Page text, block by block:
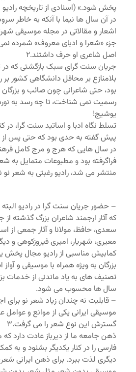
در آن سال ها نیما با آنکه به خاطر
اشعار و مقالاتی در مجله موسیقی
جزء «شعرا و ادبای معروف» شمرده
اصل شاعری او حرف داشتند.۲
جریان سنت گرای سبک بازگشتی که
بلامنازع بر محافل دانشگاهی کشور بر
بود، حتی شاعرانی چون صائب و
رسمیت نمی شناخت، تا چه رسد به
یوشیج!
تسلط نگاه ادبا و اساتید سنت گرا، در
پیش گفته به حدی بود که حتی پس
در سال هایی که هرج و مرج کامل
فراگرفته بود و مطبوعات متمایل به
منتشر می شد، رادیو رغبتی به شعر نو
– حضور جریان سنت گرا در رادیو
که آثار ارجمند شاعران بزرگ گذشته
سعدی، حافظ، مولانا و آثار جمعی از
معیری، شهریار، امیری فیروزکوهی و
کمابیش مناسبی از رادیو مجال پخش
بزرگان به ویژه همراه با موسیقی و
تصنیف های به یاد ماندنی از خدمات
سال ها محسوب می شود.
– قابلیت نه چندان زیاد شعر نو برای
موسیقی ایرانی یکی از موانع و عوامل
گسترش این نوع شعر را می گرفت.۳
ذهن جامعه ما از دیرباز عادت دارد
فارسی را در کنار یکدیگر بشنود و به
دیگری لذت ببرد. برای ذهن ایرانی